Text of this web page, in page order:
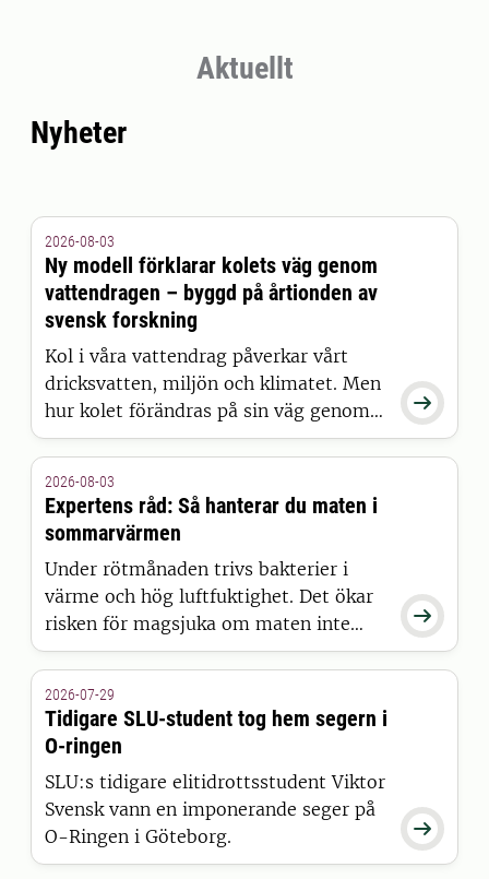
Aktuellt
Nyheter

2026-08-03
Ny modell förklarar kolets väg genom
vattendragen – byggd på årtionden av
svensk forskning
Kol i våra vattendrag påverkar vårt
dricksvatten, miljön och klimatet. Men
hur kolet förändras på sin väg genom
landskapet har länge varit svårt att
SLU en ny modell som kan ge den
hittills mest kompletta bilden – och
resultaten publiceras i Nature Water.

2026-08-03
Expertens råd: Så hanterar du maten i
sommarvärmen
Under rötmånaden trivs bakterier i
värme och hög luftfuktighet. Det ökar
risken för magsjuka om maten inte
hanteras rätt. Sofia Boqvist, professor
delar sina viktigaste råd för säker
mathantering i sommar.

2026-07-29
Tidigare SLU-student tog hem segern i
O-ringen
SLU:s tidigare elitidrottsstudent Viktor
Svensk vann en imponerande seger på
O-Ringen i Göteborg.